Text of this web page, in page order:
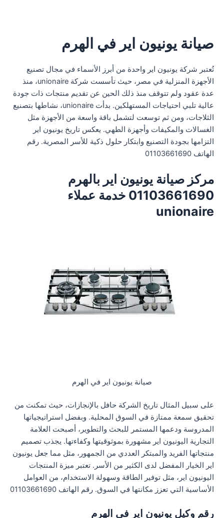
صيانة يونيون اير في الهرم
تُعتبر شركة يونيون اير واحدة من أبرز الأسماء في مجال تصنيع
الأجهزة المنزلية في مصر، حيث تأسست شركة unionaire، منذ
عدة عقود ولم تتوقف منذ ذلك الحين عن تقديم منتجات ذات جودة
عالية تلبي احتياجات المستهلكين. بدأت unionaire، نشاطها بتصنيع
الثلاجات، ومن ثم توسعت لتشمل باقة واسعة من الأجهزة مثل
الغسالات والمكيفات وأجهزة الطهي. يعكس تاريخ يونيون اير
التزامها بجودة التصنيع وابتكار حلول ذكية للأسر المصرية. رقم
الهاتف 01103661690
مركز صيانة يونيون اير بالهرم
01103661690 خدمة عملاء
unionaire
صيانة يونيون اير في الهرم
على سبيل المثال تاريخ الشركة حافل بالإنجازات، حيث تمكنت من
تحقيق سمعة ممتازة في السوق المحلية. وبفضل استراتيجياتها
المدروسة ودعمها المستمر للبحث والتطوير، أصبحت العلامة
التجارية اليونيون اير مشهورة بموثوقيتها وكفاءتها. يجذب تصميم
منتجاتها الفريد والمبتكر العددي من الجمهور، مثل مما جعل يونيون
اير الخيار المفضل لدى الكثير من الأسر. تعتبر ميزة المنتجات
اليونيون اير، مثل توفير الطاقة وسهولة الاستخدام، من العوامل
الأساسية التي تعزز مكانتها في السوق. رقم الهاتف 01103661690
رقم وكيل يونيون اير في الهرم